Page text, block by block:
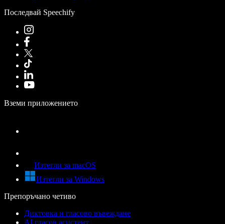
Последвай Speechify
Вземи приложението
Изтегли за macOS
Изтегли за Windows
Препоръчано четиво
Диктовка и гласово въвеждане
AI гласов асистент